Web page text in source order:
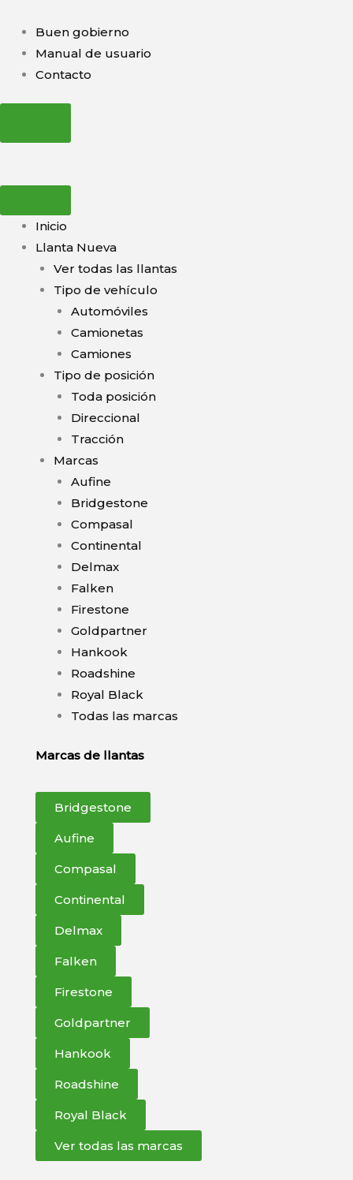
contenido
Buen gobierno
Manual de usuario
Contacto
Inicio
Llanta Nueva
Ver todas las llantas
Tipo de vehículo
Automóviles
Camionetas
Camiones
Tipo de posición
Toda posición
Direccional
Tracción
Marcas
Aufine
Bridgestone
Compasal
Continental
Delmax
Falken
Firestone
Goldpartner
Hankook
Roadshine
Royal Black
Todas las marcas
Marcas de llantas
Bridgestone
Aufine
Compasal
Continental
Delmax
Falken
Firestone
Goldpartner
Hankook
Roadshine
Royal Black
Ver todas las marcas